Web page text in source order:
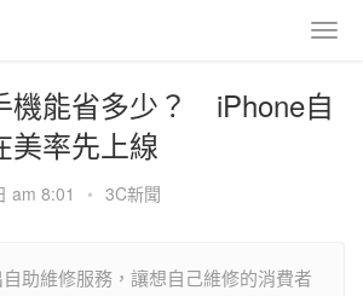
機能省多少？ iPhone自
美率先上線
am 8:01 • 3C新聞
助維修服務，讓想自己維修的消費者